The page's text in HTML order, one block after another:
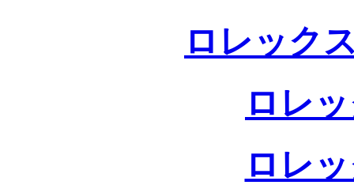
ロレック
ロレ
ロレ